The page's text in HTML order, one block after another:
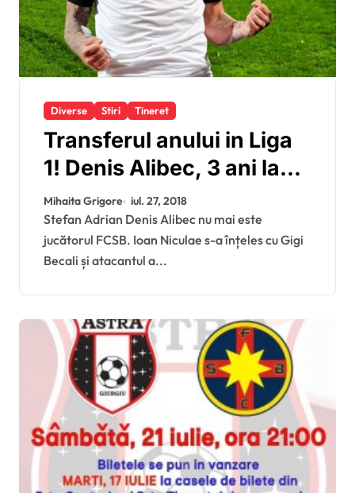
Diverse Stiri Tineret
Transferul anului in Liga
1! Denis Alibec, 3 ani la
Astra Giurgiu!
Mihaita Grigore iul. 27, 2018
Stefan Adrian Denis Alibec nu mai este
jucătorul FCSB. Ioan Niculae s-a înțeles cu Gigi
Becali și atacantul a...